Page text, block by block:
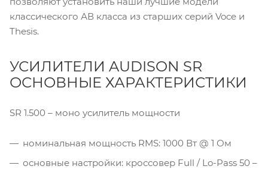
классического АВ класса из старших серий Voce и
Thesis.
УСИЛИТЕЛИ AUDISON SR
ОСНОВНЫЕ ХАРАКТЕРИСТИКИ
SR 1.500 – моно усилитель мощности
номинальная мощность RMS: 1000 Вт @ 1 Ом
основные настройки: кроссовер Full / Lo-Pass 50 –